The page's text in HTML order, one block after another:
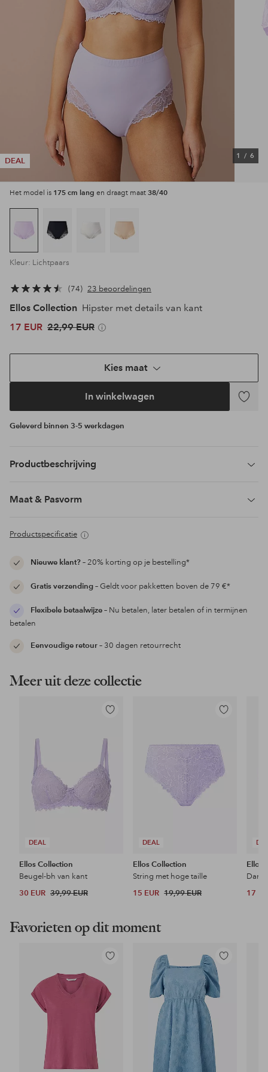
DEAL
1 / 6
Het model is 175 cm lang en draagt maat 38/40
Kleur: Lichtpaars
74 23 beoordelingen
Ellos Collection Hipster met details van kant
17 EUR 22,99 EUR
Kies maat
In winkelwagen
Geleverd binnen 3-5 werkdagen
Productbeschrijving
Maat & Pasvorm
Productspecificatie
Nieuwe klant?– 20% korting op je bestelling*
Gratis verzending– Geldt voor pakketten boven de 79 €*
Flexibele betaalwijze– Nu betalen, later betalen of in termijnen
betalen
Eenvoudige retour– 30 dagen retourrecht
Meer uit deze collectie
DEAL
Toevoegen
favorieten
Ellos Collection
Beugel-bh van kant
30 EUR 39,99 EUR
DEAL
Toevoegen
Ellos Collection
String met hoge taille
15 EUR 19,99 EUR
Ellos
17
Favorieten op dit moment
Toevoegen
favorieten
Toevoegen
aan
favorieten